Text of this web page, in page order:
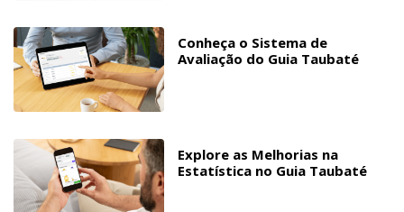
Conheça o Sistema de
Avaliação do Guia Taubaté
Explore as Melhorias na
Estatística no Guia Taubaté